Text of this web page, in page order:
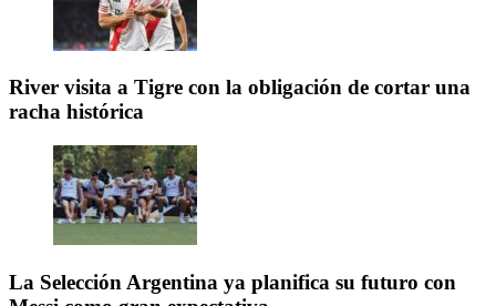
River visita a Tigre con la obligación de cortar una
racha histórica
La Selección Argentina ya planifica su futuro con